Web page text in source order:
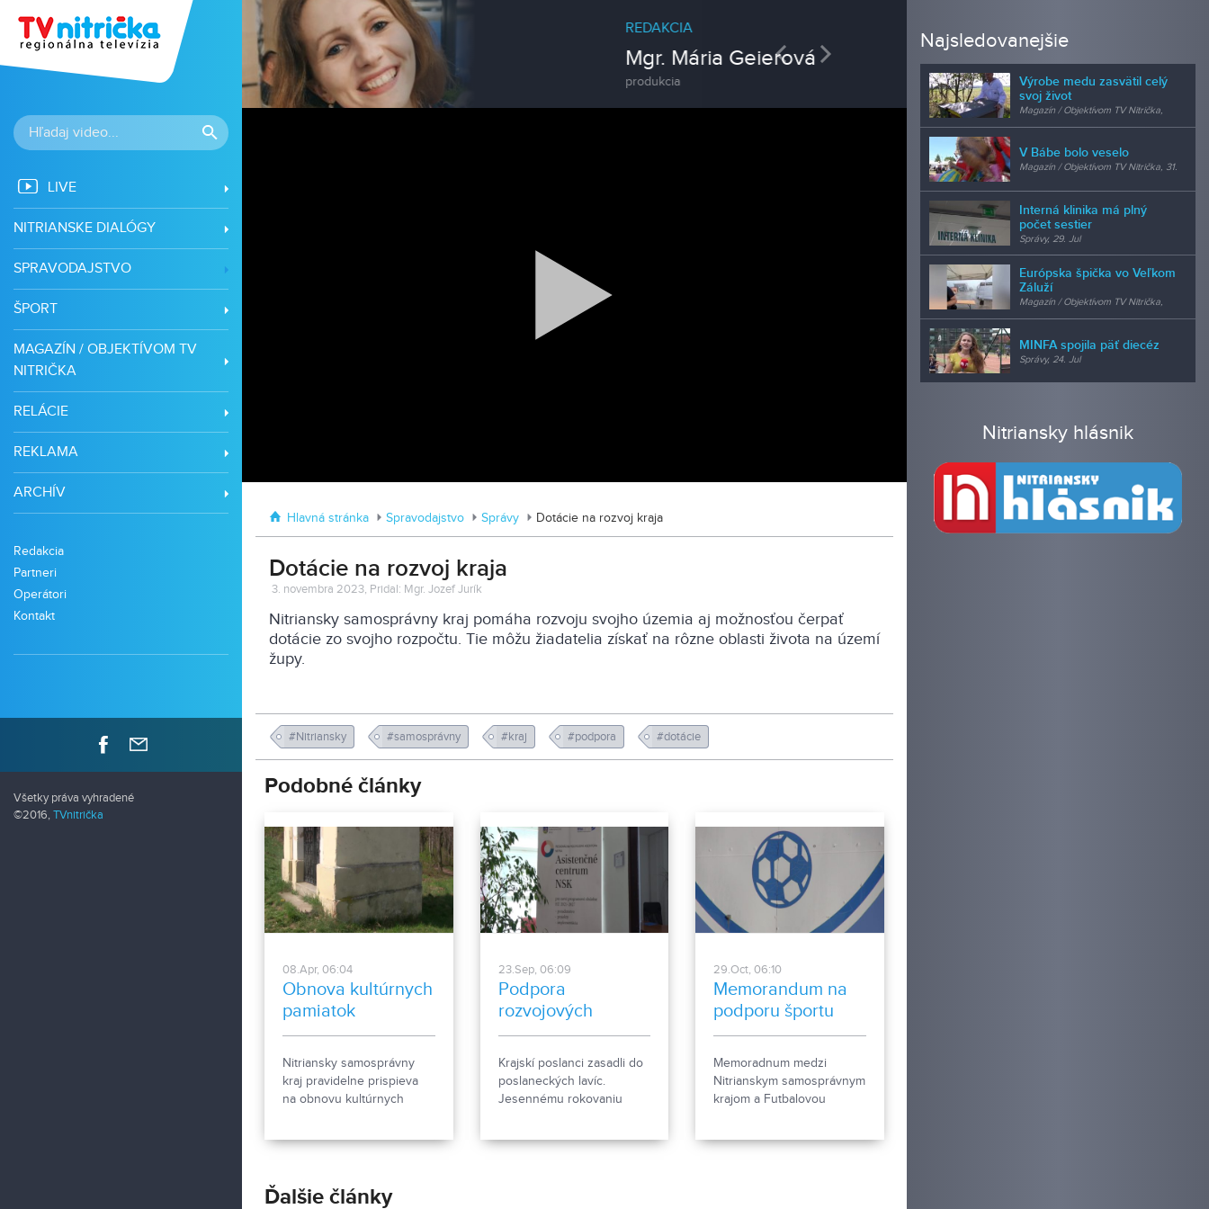
LIVE
NITRIANSKE DIALÓGY
SPRAVODAJSTVO
ŠPORT
MAGAZÍN / OBJEKTÍVOM TV
NITRIČKA
RELÁCIE
REKLAMA
ARCHÍV
Redakcia
Partneri
Operátori
Kontakt
Všetky práva vyhradené
©2016, TVnitrička
Previous
Mgr. Mária Geierová Next
Magazín / Objektívom TV Nitrička
MDD vo Veľkom Záluží
Hlavná stránka Spravodajstvo Správy Dotácie na rozvoj kraja
Dotácie na rozvoj kraja
3. novembra 2023, Pridal: Mgr. Jozef Jurík
Nitriansky samosprávny kraj pomáha rozvoju svojho územia aj možnosťou čerpať
dotácie zo svojho rozpočtu. Tie môžu žiadatelia získať na rôzne oblasti života na území
župy.
#Nitriansky #samosprávny #kraj #podpora #dotácie
Podobné články
08.Apr, 06:04
Obnova kultúrnych
pamiatok
Nitriansky samosprávny
kraj pravidelne prispieva
na obnovu kultúrnych
23.Sep, 06:09
Podpora
rozvojových
agentúr
Krajskí poslanci zasadli do
poslaneckých lavíc.
Jesennému rokovaniu
29.Oct, 06:10
Memorandum na
podporu športu
Memoradnum medzi
Nitrianskym samosprávnym
krajom a Futbalovou
Ďalšie články
Najsledovanejšie
Výrobe medu zasvätil celý
svoj život
Magazín / Objektívom TV Nitrička,
V Bábe bolo veselo
Magazín / Objektívom TV Nitrička, 31.
Interná klinika má plný
počet sestier
Správy, 29. Jul
Európska špička vo Veľkom
Záluží
Magazín / Objektívom TV Nitrička,
MINFA spojila päť diecéz
Správy, 24. Jul
Nitriansky hlásnik